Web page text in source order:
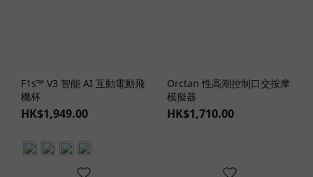
F1s™ V3 智能 AI 互動電動飛
機杯
HK$1,949.00
Orctan 性高潮控制口交按摩
模擬器
HK$1,710.00